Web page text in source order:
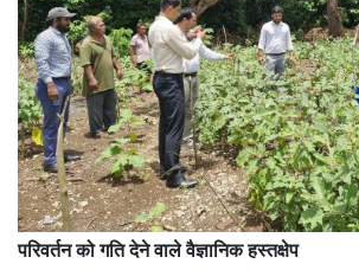
परिवर्तन को गति देने वाले वैज्ञानिक हस्तक्षेप